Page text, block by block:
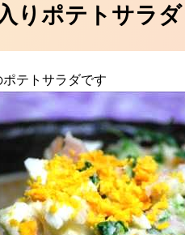
りポテトサラダ
テトサラダです